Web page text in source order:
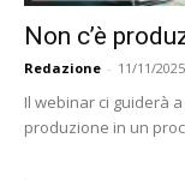
Non c’è
Redazione - 11/11/2025
Il webinar ci guiderà
produzione in un